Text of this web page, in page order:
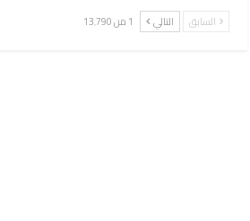
السابق التالي 1 من 13٬790